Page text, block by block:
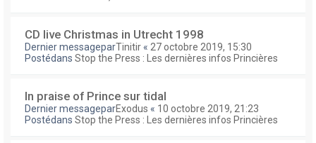
CD live Christmas in Utrecht 1998
Dernier messageparTinitir « 27 octobre 2019, 15:30
Postédans Stop the Press : Les dernières infos Princières
In praise of Prince sur tidal
Dernier messageparExodus « 10 octobre 2019, 21:23
Postédans Stop the Press : Les dernières infos Princières